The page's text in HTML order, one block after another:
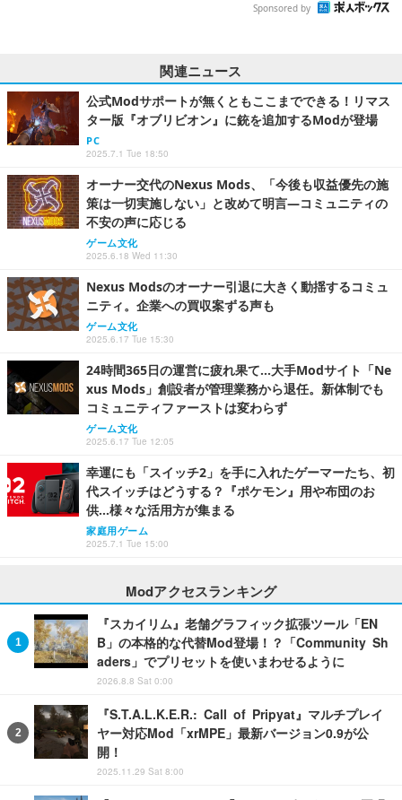
Sponsored by
関連ニュース
公式Modサポートが無くともここまでできる！リマス
ター版『オブリビオン』に銃を追加するModが登場
PC
2025.7.1 Tue 18:50
オーナー交代のNexus Mods、「今後も収益優先の施
策は一切実施しない」と改めて明言―コミュニティの
不安の声に応じる
ゲーム文化
2025.6.18 Wed 11:30
Nexus Modsのオーナー引退に大きく動揺するコミュ
ニティ。企業への買収案ずる声も
ゲーム文化
2025.6.17 Tue 15:30
24時間365日の運営に疲れ果て…大手Modサイト「Ne
xus Mods」創設者が管理業務から退任。新体制でも
コミュニティファーストは変わらず
ゲーム文化
2025.6.17 Tue 12:05
幸運にも「スイッチ2」を手に入れたゲーマーたち、初
代スイッチはどうする？『ポケモン』用や布団のお
供…様々な活用方が集まる
家庭用ゲーム
2025.7.1 Tue 15:00
Modアクセスランキング
『スカイリム』老舗グラフィック拡張ツール「EN
B」の本格的な代替Mod登場！？「Community Sh
aders」でプリセットを使いまわせるように
2026.8.8 Sat 0:00
『S.T.A.L.K.E.R.: Call of Pripyat』マルチプレイ
ヤー対応Mod「xrMPE」最新バージョン0.9が公
開！
2025.11.29 Sat 8:00